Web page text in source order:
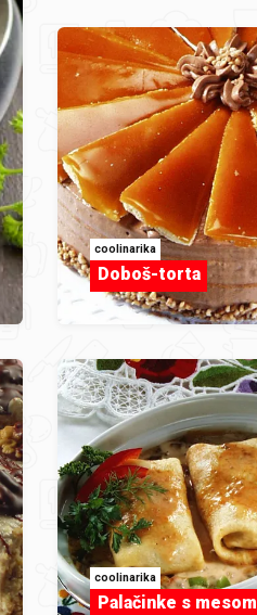
coolinarika
Doboš-torta
coolinarika
Palačinke s mesom